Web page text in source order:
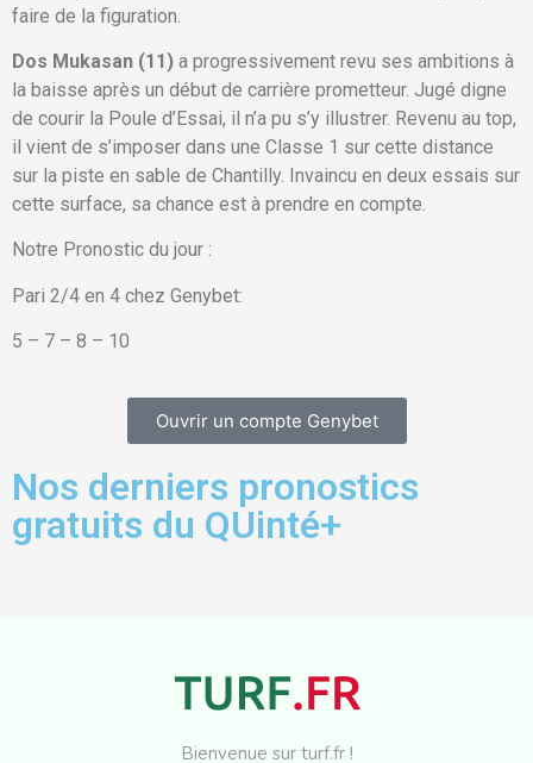
faire de la figuration.
Dos Mukasan (11) a progressivement revu ses ambitions à
la baisse après un début de carrière prometteur. Jugé digne
de courir la Poule d’Essai, il n’a pu s’y illustrer. Revenu au top,
il vient de s’imposer dans une Classe 1 sur cette distance
sur la piste en sable de Chantilly. Invaincu en deux essais sur
cette surface, sa chance est à prendre en compte.
Notre Pronostic du jour :
Pari 2/4 en 4 chez Genybet:
5 – 7 – 8 – 10
Ouvrir un compte Genybet
Nos derniers pronostics
gratuits du QUinté+
Bienvenue sur turf.fr !